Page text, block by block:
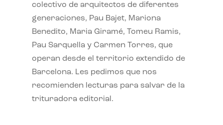
colectivo de arquitectos de diferentes
generaciones, Pau Bajet, Mariona
Benedito, Maria Giramé, Tomeu Ramis,
Pau Sarquella y Carmen Torres, que
operan desde el territorio extendido de
Barcelona. Les pedimos que nos
recomienden lecturas para salvar de la
trituradora editorial.